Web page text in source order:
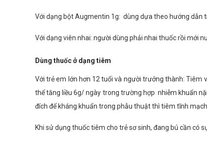
Với dạng bột Augmentin 1g: dùng dựa theo hướng dẫn
Với dạng viên nhai: người dùng phải nhai thuốc rồi mới
Dùng thuốc ở dạng tiêm
Với trẻ em lớn hơn 12 tuổi và người trưởng thành: Tiêm
thể tăng liều 6g/ ngày trong trường hợp nhiễm khuẩn
đích để kháng khuẩn trong phẫu thuật thì tiêm tĩnh
Khi sử dụng thuốc tiêm cho trẻ sơ sinh, đang bú cần có